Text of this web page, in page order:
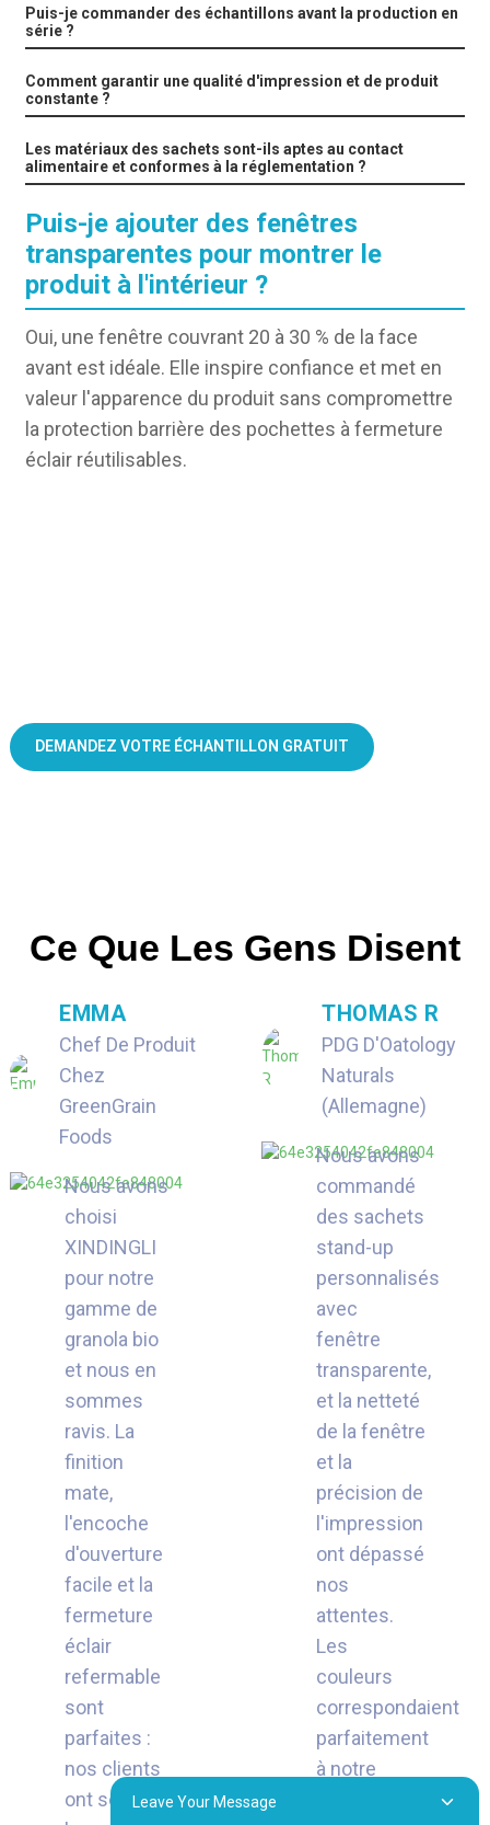
Puis-je commander des échantillons avant la production en
série ?
Comment garantir une qualité d'impression et de produit
constante ?
Les matériaux des sachets sont-ils aptes au contact
alimentaire et conformes à la réglementation ?
Puis-je ajouter des fenêtres
transparentes pour montrer le
produit à l'intérieur ?
Oui, une fenêtre couvrant 20 à 30 % de la face
avant est idéale. Elle inspire confiance et met en
valeur l'apparence du produit sans compromettre
la protection barrière des pochettes à fermeture
éclair réutilisables.
DEMANDEZ VOTRE ÉCHANTILLON GRATUIT
Ce Que Les Gens Disent
EMMA
Chef De Produit
Chez
GreenGrain
Foods
Nous avons
choisi
XINDINGLI
pour notre
gamme de
granola bio
et nous en
sommes
ravis. La
finition
mate,
l'encoche
d'ouverture
facile et la
fermeture
éclair
refermable
sont
parfaites :
nos clients
ont souligné
THOMAS R
PDG D'Oatology
Naturals
(Allemagne)
Nous avons
commandé
des sachets
stand-up
personnalisés
avec
fenêtre
transparente,
et la netteté
de la fenêtre
et la
précision de
l'impression
ont dépassé
nos
attentes.
Les
couleurs
correspondaient
parfaitement
à notre
Leave Your Message